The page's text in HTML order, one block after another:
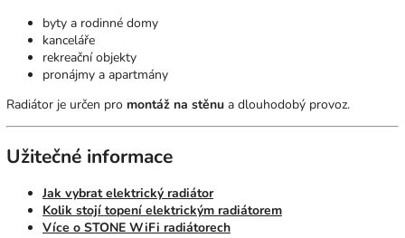
byty a rodinné domy
kanceláře
rekreační objekty
pronájmy a apartmány
Radiátor je určen pro montáž na stěnu a dlouhodobý provoz.
Užitečné informace
Jak vybrat elektrický radiátor
Kolik stojí topení elektrickým radiátorem
Více o STONE WiFi radiátorech